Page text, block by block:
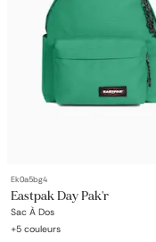
Ek0a5bg4
Eastpak Day Pak'r
Sac À Dos
+5 couleurs